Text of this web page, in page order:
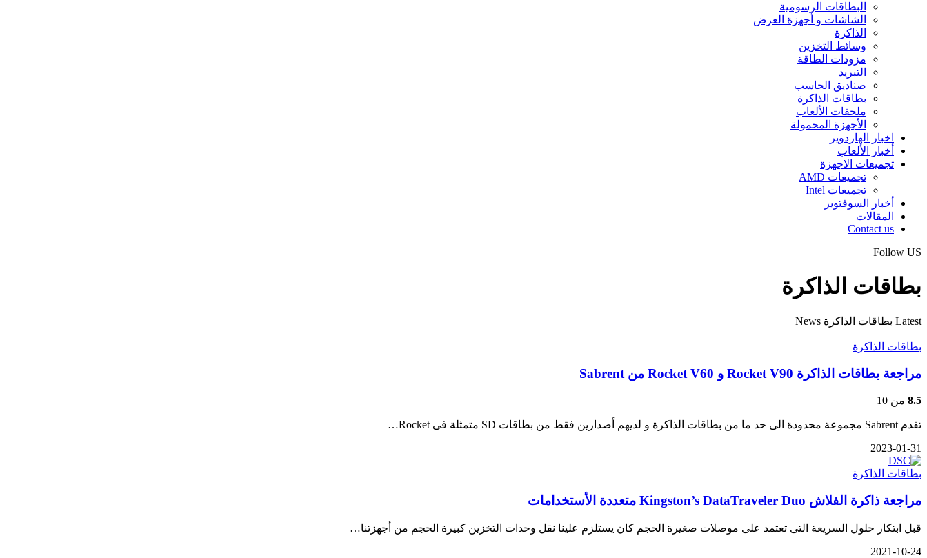
البطاقات الرسومية
الشاشات و أجهزة العرض
الذاكرة
وسائط التخزين
مزودات الطاقة
التبريد
صناديق الحاسب
بطاقات الذاكرة
ملحقات الألعاب
الأجهزة المحمولة
اخبار الهاردوير
أخبار الألعاب
تجميعات الاجهزة
تجميعات AMD
تجميعات Intel
أخبار السوفتوير
المقالات
Contact us
Follow US
بطاقات الذاكرة
Latest بطاقات الذاكرة News
بطاقات الذاكرة
مراجعة بطاقات الذاكرة Rocket V90 و Rocket V60 من Sabrent
8.5 من 10
تقدم Sabrent مجموعة محدودة الى حد ما من بطاقات الذاكرة و لديهم أصدارين فقط من بطاقات SD متمثلة فى Rocket…
2023-01-31
بطاقات الذاكرة
مراجعة ذاكرة الفلاش Kingston’s DataTraveler Duo متعددة الأستخدامات
قبل ابتكار حلول السريعة التى تعتمد على موصلات صغيرة الحجم كان يستلزم علينا نقل وحدات التخزين كبيرة الحجم من أجهزتنا…
2021-10-24